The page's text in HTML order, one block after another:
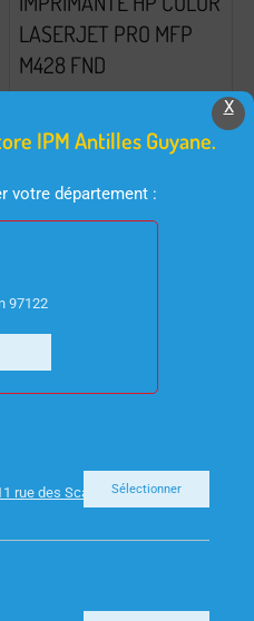
LASERJET PRO MFP
M428 FND
MULTIFONCTION OKI MB
472 DNW N/B 33PPM
X
IPM Antilles Guyane.
votre département :
97122
rue des Scarabees 97300
Sélectionner